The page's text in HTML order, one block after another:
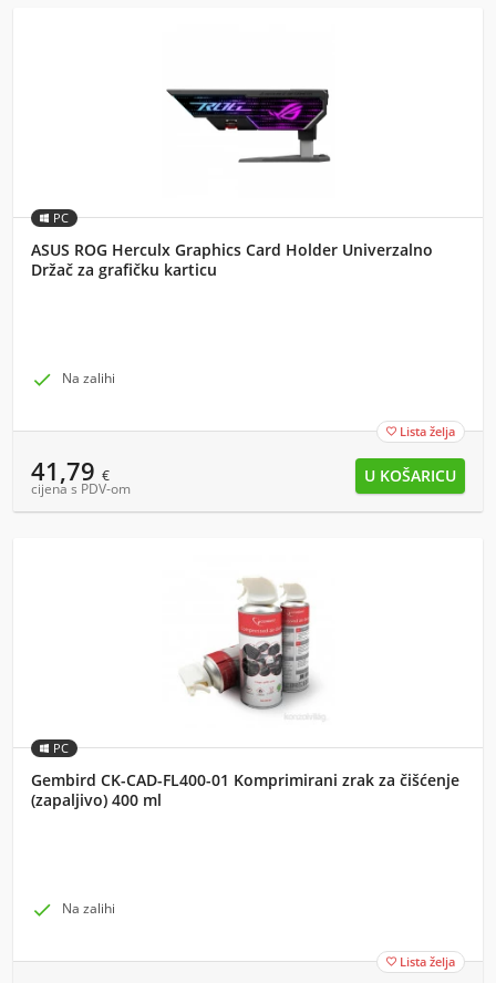
PC
ASUS ROG Herculx Graphics Card Holder Univerzalno
Držač za grafičku karticu
 Na zalihi
 Lista želja
41,79 €
cijena s PDV-om
PC
Gembird CK-CAD-FL400-01 Komprimirani zrak za čišćenje
(zapaljivo) 400 ml
 Na zalihi
 Lista želja